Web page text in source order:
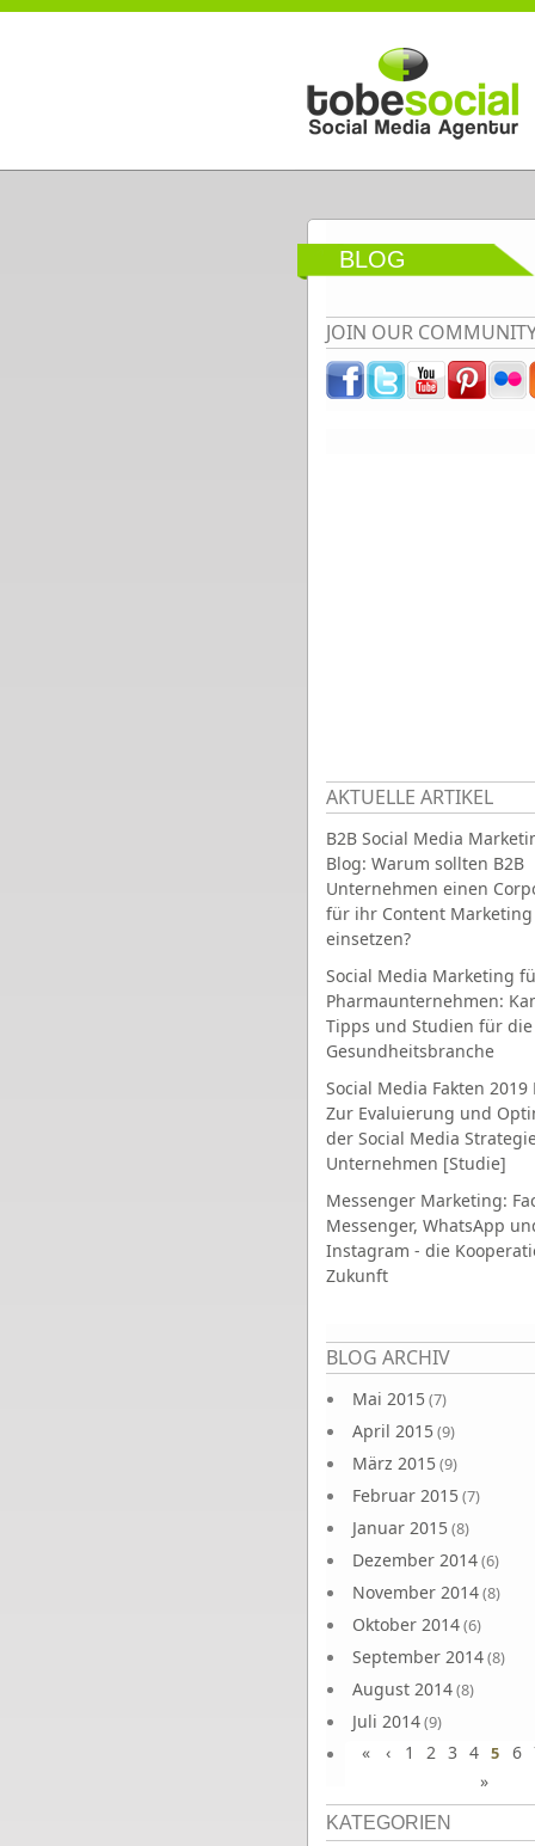
Direkt zum Inhalt
BLOG
JOIN OUR
AKTUELLE ARTIKEL
B2B Social Media
Blog: Warum sollten B2B
Unternehmen einen
für ihr Content Marketing
einsetzen?
Social Media Marketing
Pharmaunternehmen:
Tipps und Studien für die
Gesundheitsbranche
Social Media Fakten 2019
Zur Evaluierung und
der Social Media
Unternehmen [Studie]
Messenger Marketing:
Messenger, WhatsApp
Instagram - die
Zukunft
BLOG ARCHIV
Mai 2015(7)
April 2015(9)
März 2015(9)
Februar 2015(7)
Januar 2015(8)
Dezember 2014(6)
November 2014(8)
Oktober 2014(6)
September 2014(8)
August 2014(8)
Juli 2014(9)
Juni 2014(8)
Seiten
« ‹ 1 2 3 4 5 6
»
KATEGORIEN